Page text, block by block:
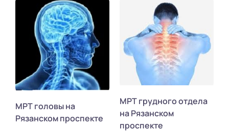
МРТ головы на
Рязанском проспекте
МРТ грудного отдела
на Рязанском
проспекте